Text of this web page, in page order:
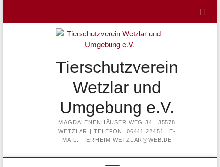
content
Tierschutzverein
Wetzlar und
Umgebung e.V.
MAGDALENENHÄUSER WEG 34 | 35578
WETZLAR | TELEFON: 06441 22451 | E-
MAIL: TIERHEIM-WETZLAR@WEB.DE